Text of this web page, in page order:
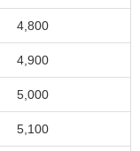
4,800
4,900
5,000
5,100